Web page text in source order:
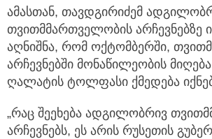
ამასთან, თავდგირიძემ
თვითმმართველობის არჩევნებზე
აღნიშნა, რომ ოქტომბერში,
არჩევნებში მონაწილეობის
ღალატის ტოლფასი ქმედება
„რაც შეეხება ადგილობრივ
არჩევნებს, ეს არის რუსეთის